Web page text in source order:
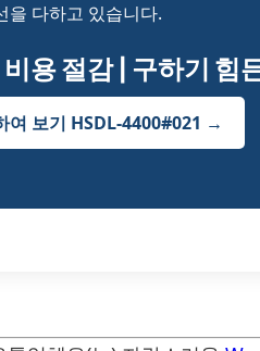
을 다하고 있습니다.
용 절감 | 구하기 힘
여 보기 HSDL-4400#021 →